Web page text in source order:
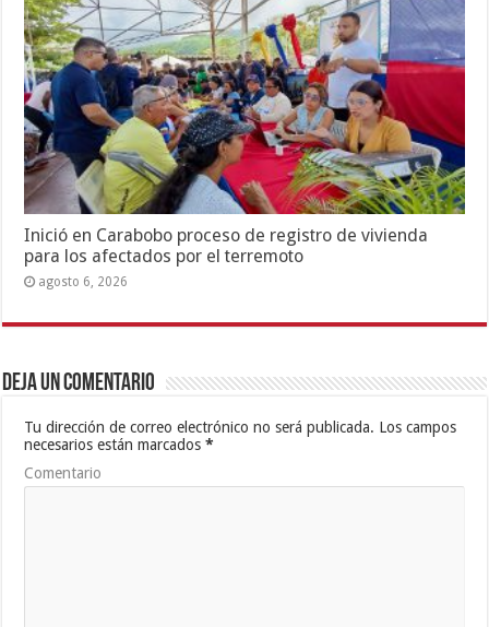
Inició en Carabobo proceso de registro de vivienda
para los afectados por el terremoto
agosto 6, 2026
Deja un comentario
Tu dirección de correo electrónico no será publicada. Los campos
necesarios están marcados*
Comentario